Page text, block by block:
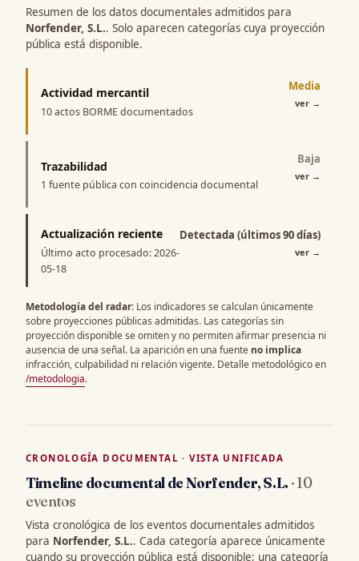
Resumen de los datos documentales admitidos para
Norfender, S.L.. Solo aparecen categorías cuya proyección
pública está disponible.
Actividad mercantil
10 actos BORME documentados
Media
ver →
Trazabilidad
1 fuente pública con coincidencia documental
Baja
ver →
Actualización reciente
Último acto procesado: 2026-
05-18
Detectada (últimos 90 días)
ver →
Metodología del radar: Los indicadores se calculan únicamente
sobre proyecciones públicas admitidas. Las categorías sin
proyección disponible se omiten y no permiten afirmar presencia ni
ausencia de una señal. La aparición en una fuente no implica
infracción, culpabilidad ni relación vigente. Detalle metodológico en
/metodologia.
CRONOLOGÍA DOCUMENTAL · VISTA UNIFICADA
Timeline documental de Norfender, S.L. · 10
eventos
Vista cronológica de los eventos documentales admitidos
para Norfender, S.L.. Cada categoría aparece únicamente
cuando su proyección pública está disponible; una categoría